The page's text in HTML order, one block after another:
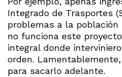
Integrado de Trasportes
problemas a la
no funciona este
integral donde
orden.
para sacarlo adelante.